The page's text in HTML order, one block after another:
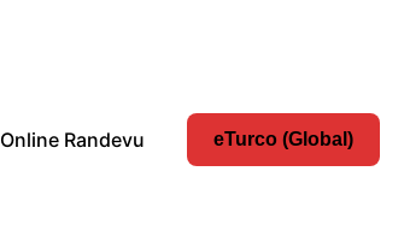
Online Randevu eTurco (Global)